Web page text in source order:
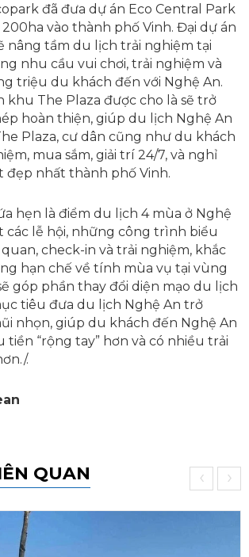
đã đưa dự án Eco Central Park
vào thành phố Vinh. Đại dự án
nâng tầm du lịch trải nghiệm tại
nhu cầu vui chơi, trải nghiệm và
triệu du khách đến với Nghệ An.
khu The Plaza được cho là sẽ trở
hoàn thiện, giúp du lịch Nghệ An
Plaza, cư dân cũng như du khách
mua sắm, giải trí 24/7, và nghỉ
đẹp nhất thành phố Vinh.
hẹn là điểm du lịch 4 mùa ở Nghệ
các lễ hội, những công trình biểu
check-in và trải nghiệm, khắc
hạn chế về tính mùa vụ tại vùng
góp phần thay đổi diện mạo du lịch
tiêu đưa du lịch Nghệ An trở
nhọn, giúp du khách đến Nghệ An
“rộng tay” hơn và có nhiều trải
.
QUAN ‹ ›